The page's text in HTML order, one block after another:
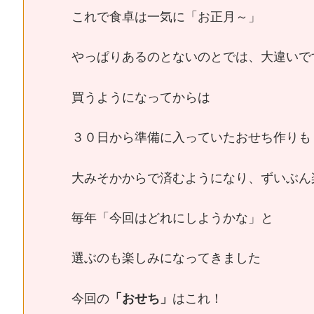
これで食卓は一気に「お正月～」
やっぱりあるのとないのとでは、大違いで
買うようになってからは
３０日から準備に入っていたおせち作りも
大みそかからで済むようになり、ずいぶ
毎年「今回はどれにしようかな」と
選ぶのも楽しみになってきました
今回の 「おせち」 はこれ！